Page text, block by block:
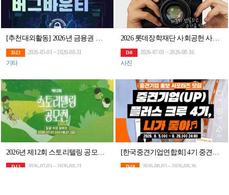
[추천대외활동] 2026년 금융권 버그바운티 (~8/31)
D-23
2026-05-01 ~ 2026-08-31
기타
2026 롯데장학재단 사회공헌 사진 공모전 '나눔한컷'
D-8
2026-07-01 ~ 2026-08-16
사진
D-13
2026-07-01 ~ 2026-08-21
D-18
2026-08-05 ~ 2026-08-26